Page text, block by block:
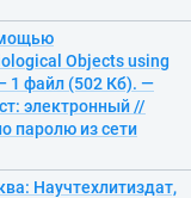
Objects using
1 файл (502 Кб). —
электронный //
паролю из сети
Научтехлитиздат,